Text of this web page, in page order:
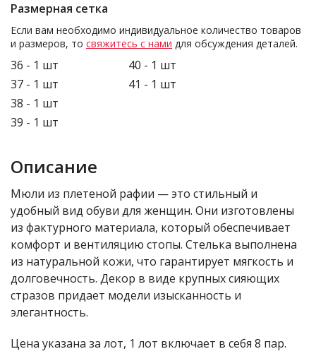
Размерная сетка
Если вам необходимо индивидуальное количество товаров
и размеров, то свяжитесь с нами для обсуждения деталей.
36 - 1 шт
37 - 1 шт
38 - 1 шт
39 - 1 шт
40 - 1 шт
41 - 1 шт
Описание
Мюли из плетеной рафии — это стильный и
удобный вид обуви для женщин. Они изготовлены
из фактурного материала, который обеспечивает
комфорт и вентиляцию стопы. Стелька выполнена
из натуральной кожи, что гарантирует мягкость и
долговечность. Декор в виде крупных сияющих
стразов придает модели изысканность и
элегантность.
Цена указана за лот, 1 лот включает в себя 8 пар.